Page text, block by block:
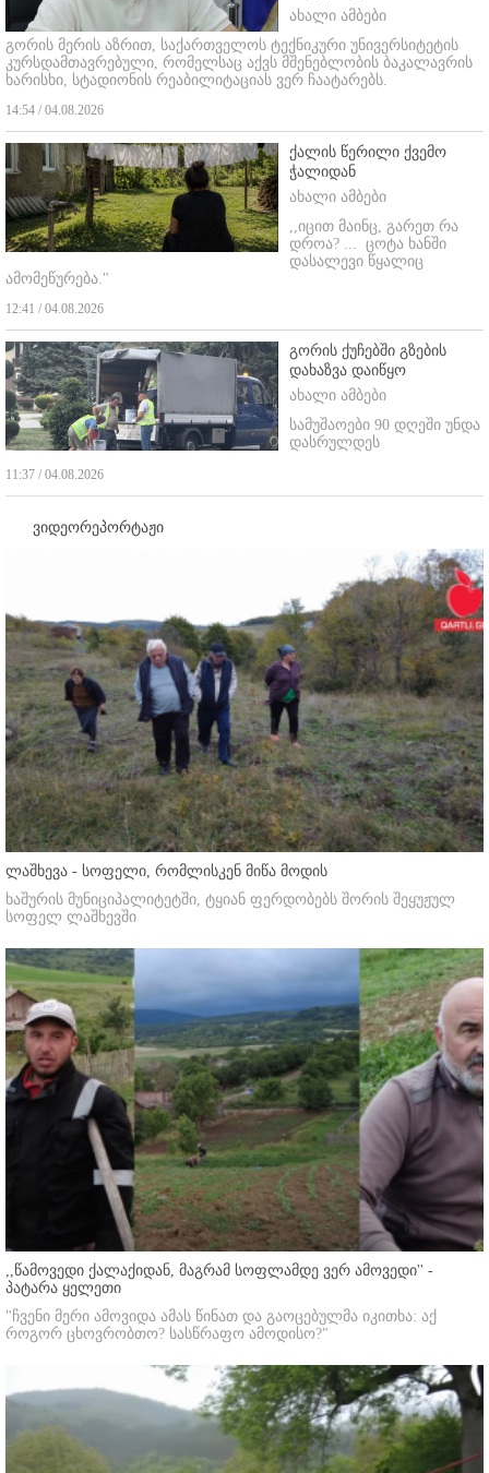
ახალი ამბები
გორის მერის აზრით, საქართველოს ტექნიკური უნივერსიტეტის
კურსდამთავრებული, რომელსაც აქვს მშენებლობის ბაკალავრის
ხარისხი, სტადიონის რეაბილიტაციას ვერ ჩაატარებს.
14:54 / 04.08.2026
ქალის წერილი ქვემო
ჭალიდან
ახალი ამბები
,,იცით მაინც, გარეთ რა
დროა? ... ცოტა ხანში
დასალევი წყალიც
ამომეწურება."
12:41 / 04.08.2026
გორის ქუჩებში გზების
დახაზვა დაიწყო
ახალი ამბები
სამუშაოები 90 დღეში უნდა
დასრულდეს
11:37 / 04.08.2026
ვიდეორეპორტაჟი
ლაშხევა - სოფელი, რომლისკენ მიწა მოდის
ხაშურის მუნიციპალიტეტში, ტყიან ფერდობებს შორის შეყუჟულ
სოფელ ლაშხევში
,,წამოვედი ქალაქიდან, მაგრამ სოფლამდე ვერ ამოვედი'' -
პატარა ყელეთი
"ჩვენი მერი ამოვიდა ამას წინათ და გაოცებულმა იკითხა: აქ
როგორ ცხოვრობთო? სასწრაფო ამოდისო?"